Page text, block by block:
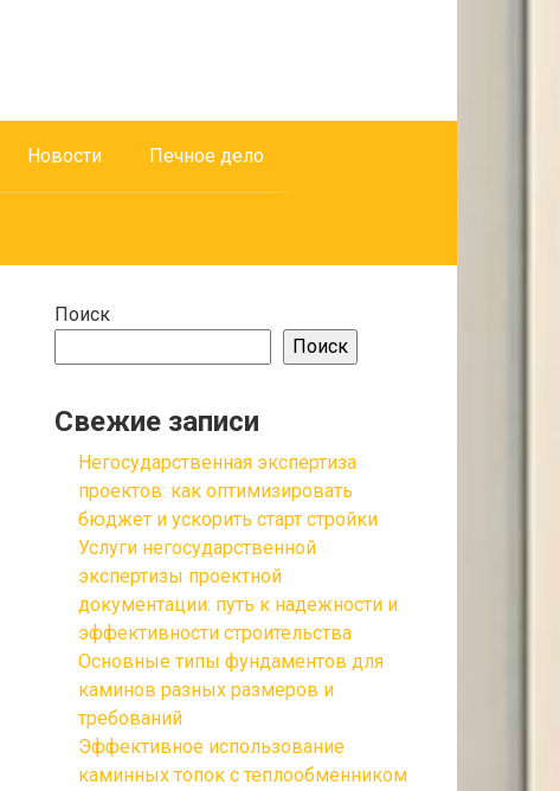
Новости Печное дело
Поиск
Поиск
Свежие записи
Негосударственная экспертиза
проектов: как оптимизировать
бюджет и ускорить старт стройки
Услуги негосударственной
экспертизы проектной
документации: путь к надежности и
эффективности строительства
Основные типы фундаментов для
каминов разных размеров и
требований
Эффективное использование
каминных топок с теплообменником